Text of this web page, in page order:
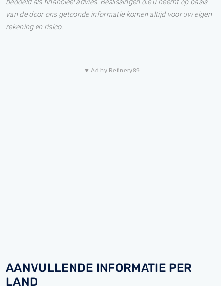
bedoeld als financieel advies. Beslissingen die u neemt op basis
van de door ons getoonde informatie komen altijd voor uw eigen
rekening en risico.
▼ Ad by Refinery89
AANVULLENDE INFORMATIE PER
LAND